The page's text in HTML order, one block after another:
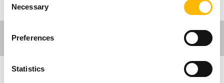
Selection
Necessary
Preferences
Statistics